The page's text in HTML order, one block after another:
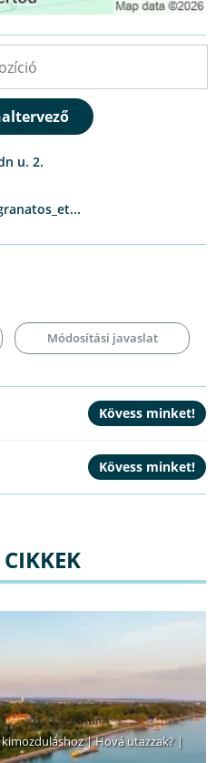
u. 2.
Módosítási javaslat
|Hová utazzak? |